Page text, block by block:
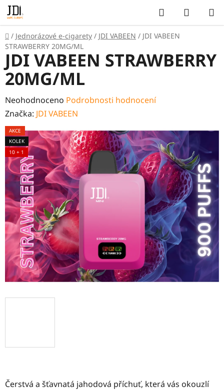
Přejít
na
obsah
Hledat
KOŠÍK
Domů
/ Jednorázové e-cigarety / JDI VABEEN / JDI VABEEN
STRAWBERRY 20MG/ML
Čerstvá a šťavnatá jahodová příchuť, která vás okouzlí
JDI VABEEN STRAWBERRY
20MG/ML
Průměrné
hodnocení
produktu
je
0,0
z
5
hvězdiček.
Neohodnoceno Podrobnosti hodnocení
Značka: JDI VABEEN
AKCE
KOLEK
10 + 1